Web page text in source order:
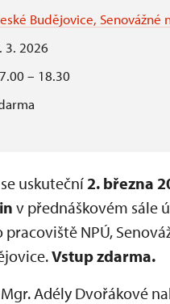
Budějovice, Senovážné
3. 2026
– 18.30
uskuteční2. března
v přednáškovém sále
NPÚ,
Vstup zdarma.
Adély Dvořákové